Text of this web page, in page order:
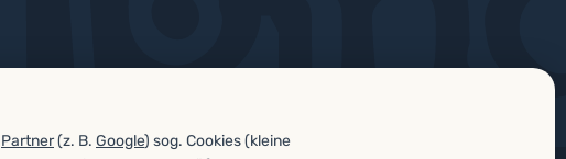
Partner(z. B. Google) sog. Cookies (kleine